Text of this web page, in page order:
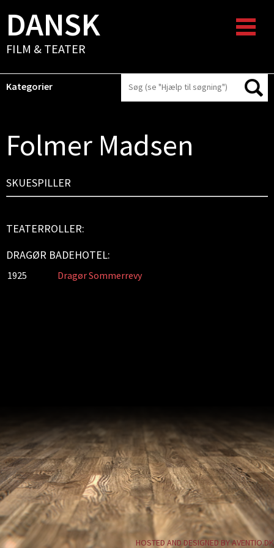
DANSK
FILM & TEATER
Kategorier
Folmer Madsen
SKUESPILLER
TEATERROLLER:
DRAGØR BADEHOTEL:
1925 Dragør Sommerrevy
HOSTED AND DESIGNED BY AVENTIO.DK